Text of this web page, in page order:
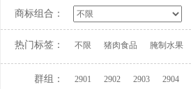
商标组合：
热门标签： 不限 猪肉食品 腌制水果
群组： 2901 2902 2903 2904